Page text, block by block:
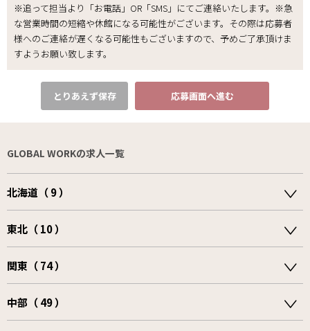
※追って担当より「お電話」OR「SMS」にてご連絡いたします。※急
な営業時間の短縮や休館になる可能性がございます。その際は応募者
様へのご連絡が遅くなる可能性もございますので、予めご了承頂けま
すようお願い致します。
とりあえず保存 応募画面へ進む
GLOBAL WORKの求人一覧
北海道（ 9 ）
東北（ 10 ）
関東（ 74 ）
中部（ 49 ）